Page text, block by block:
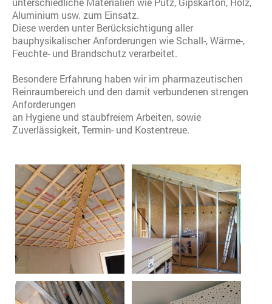
Aluminium usw. zum Einsatz.
Diese werden unter Berücksichtigung aller
bauphysikalischer Anforderungen wie Schall-, Wärme-,
Feuchte- und Brandschutz verarbeitet.
Besondere Erfahrung haben wir im pharmazeutischen
Reinraumbereich und den damit verbundenen strengen
Anforderungen
an Hygiene und staubfreiem Arbeiten, sowie
Zuverlässigkeit, Termin- und Kostentreue.